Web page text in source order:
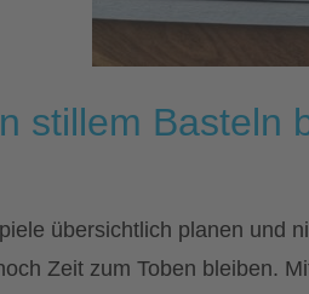
stillem Basteln
übersichtlich planen und
Zeit zum Toben bleiben.